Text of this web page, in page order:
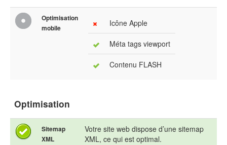
Optimisation
mobile
Icône Apple
Méta tags viewport
Contenu FLASH
Optimisation
Sitemap
XML
Votre site web dispose d’une sitemap
XML, ce qui est optimal.